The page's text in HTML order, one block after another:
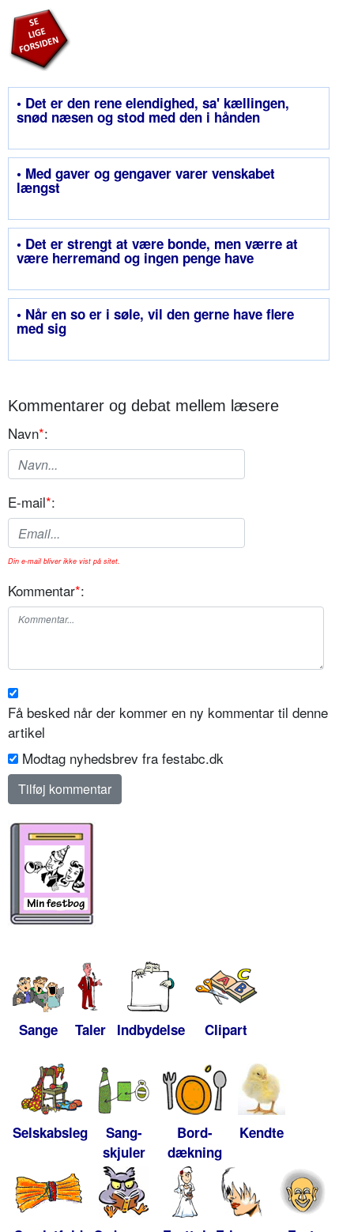
• Det er den rene elendighed, sa' kællingen,
snød næsen og stod med den i hånden
• Med gaver og gengaver varer venskabet
længst
• Det er strengt at være bonde, men værre at
være herremand og ingen penge have
• Når en so er i søle, vil den gerne have flere
med sig
Kommentarer og debat mellem læsere
Navn*:
E-mail*:
Din e-mail bliver ikke vist på sitet.
Kommentar*:
Få besked når der kommer en ny kommentar til denne
artikel
Modtag nyhedsbrev fra festabc.dk
Sange Taler Indbydelse Clipart
Selskabsleg
Sang-
skjuler
Bord-
dækning
Kendte